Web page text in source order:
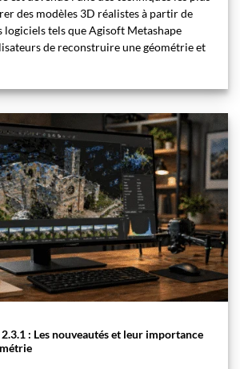
des modèles 3D réalistes à partir de
logiciels tels que Agisoft Metashape
de reconstruire une géométrie et
: Les nouveautés et leur importance